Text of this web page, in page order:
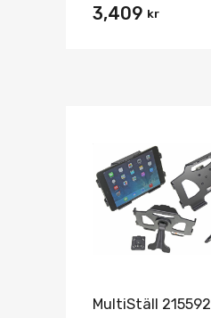
3,409 kr
MultiStäll 215592